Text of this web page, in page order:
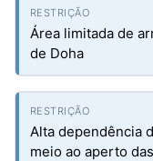
Área limitada de
de Doha
Alta dependência
meio ao aperto